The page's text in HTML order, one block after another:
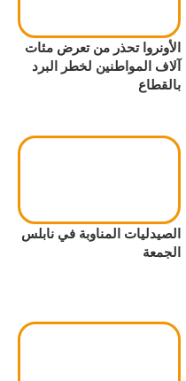
الأونروا تحذر من تعرض مئات
آلاف المواطنين لخطر البرد
بالقطاع
الصيدليات المناوبة في نابلس
الجمعة